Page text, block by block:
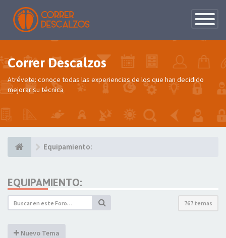
de
Correr Descalzos
Atrévete: conoce todas las experiencias de los que han decidido
mejorar su técnica
Equipamiento:
EQUIPAMIENTO:
767 temas
Nuevo Tema